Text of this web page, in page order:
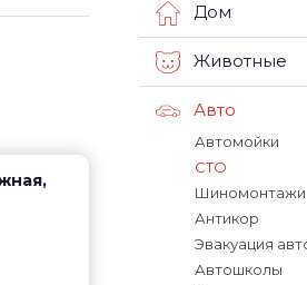
Дом
Животные
Авто
Автомойки
СТО
Шиномонтажи
Антикор
Эвакуация
Автошколы